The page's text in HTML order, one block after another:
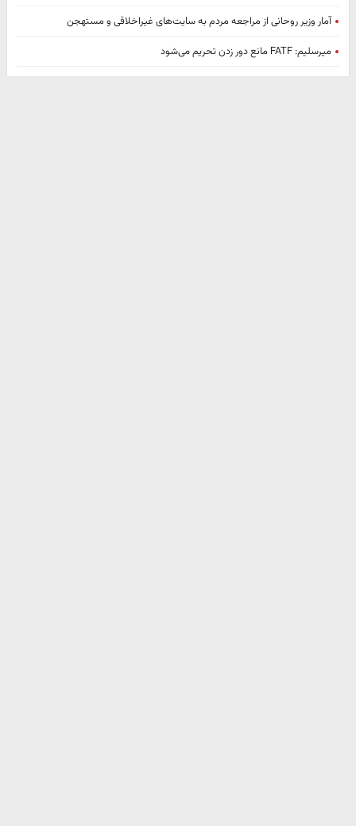
آمار وزیر روحانی از مراجعه مردم به سایت‌های غیراخلاقی و مستهجن
میرسلیم: FATF مانع دور زدن تحریم می‌شود